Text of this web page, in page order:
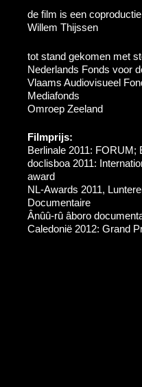
de film is een
Willem Thijssen
tot stand gekomen met
Nederlands Fonds voor
Vlaams Audiovisueel
Mediafonds
Omroep Zeeland
Filmprijs:
Berlinale 2011: FORUM;
doclisboa 2011:
award
NL-Awards 2011,
Documentaire
Ânûû-rû âboro
Caledonië 2012: Grand